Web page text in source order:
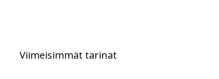
Viimeisimmät tarinat